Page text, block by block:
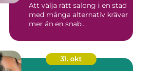
Att välja rätt salong i en stad
med många alternativ kräver
mer än en snab...
31. okt